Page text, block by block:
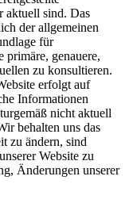
aktuell sind. Das
der allgemeinen
für
primäre, genauere,
zu konsultieren.
erfolgt auf
Informationen
nicht aktuell
behalten uns das
zu ändern, sind
Website zu
Änderungen unserer